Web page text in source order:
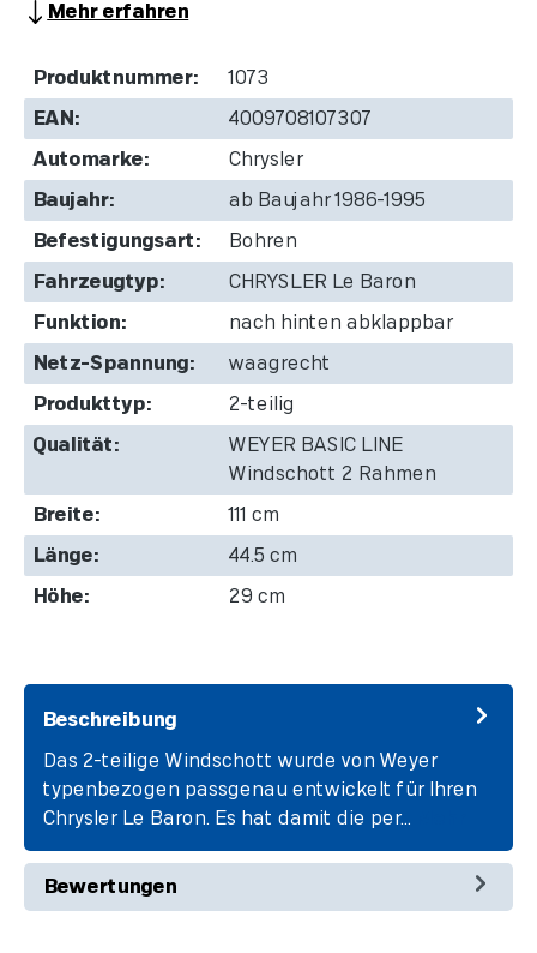
Mehr erfahren
Produktnummer: 1073
EAN: 4009708107307
Automarke: Chrysler
Baujahr: ab Baujahr 1986-1995
Befestigungsart: Bohren
Fahrzeugtyp: CHRYSLER Le Baron
Funktion: nach hinten abklappbar
Netz-Spannung: waagrecht
Produkttyp: 2-teilig
Qualität:
WEYER BASIC LINE
Windschott 2 Rahmen
Breite: 111 cm
Länge: 44.5 cm
Höhe: 29 cm
Beschreibung
Das 2-teilige Windschott wurde von Weyer
typenbezogen passgenau entwickelt für Ihren
Chrysler Le Baron. Es hat damit die per…
Bewertungen